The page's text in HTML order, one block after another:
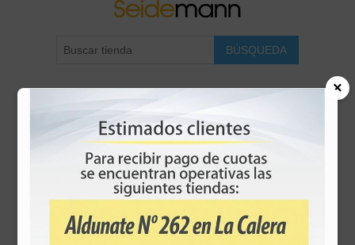
Dormitorio / Camas
×